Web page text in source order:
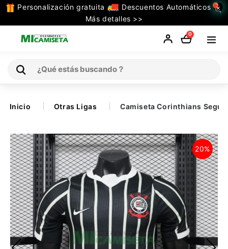
Personalización gratuita
Descuentos Automáticos
Más detalles >>
×
0
TODAS
LAS
CATEGORIAS
Retro
La Liga
Ligue 1
Serie A
Premier League
Inicio Otras Ligas Camiseta Corinthians
20%